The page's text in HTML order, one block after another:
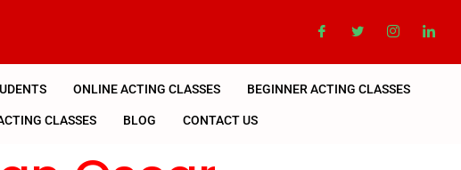
ONLINE ACTING CLASSES BEGINNER ACTING CLASSES
CLASSES BLOG CONTACT US